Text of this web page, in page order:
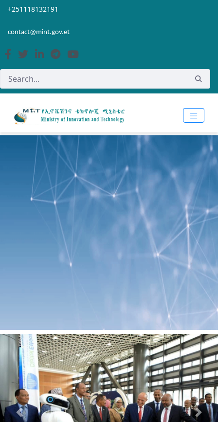
Skip to Main Content
Open Accessibility Menu
+251118132191
contact@mint.gov.et
Previous Next